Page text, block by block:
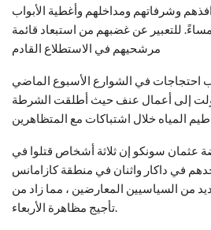
وشرفاتهم ومداخلهم وأغطية الأبواب
معًا في الساعة 8 مساءً. للتعبير عن غضبهم من استبعاد قائمة
مرشحيهم في الاستطلاع القادم
احتجاجات في الشوارع الأسبوع الماضي
إلى أعمال عنف حيث أطلقت الشرطة
عثمان سونكو إن ثلاثة أشخاص قتلوا في
يونيو ، أحدهم في داكار واثنان في منطقة كازامانس
من السياسيين المعارضين ، مما زاد من
تأجيج مظاهرة الأربعاء.